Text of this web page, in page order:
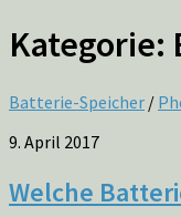
Kategorie:
Batterie-Speicher /
9. April 2017
Welche